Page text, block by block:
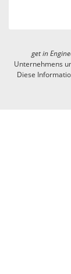
get in
Unternehmens
Diese